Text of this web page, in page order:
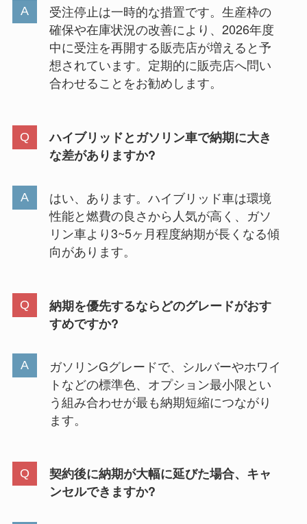
受注停止は一時的な措置です。生産枠の
確保や在庫状況の改善により、2026年度
中に受注を再開する販売店が増えると予
想されています。定期的に販売店へ問い
合わせることをお勧めします。
ハイブリッドとガソリン車で納期に大き
な差がありますか?
はい、あります。ハイブリッド車は環境
性能と燃費の良さから人気が高く、ガソ
リン車より3~5ヶ月程度納期が長くなる傾
向があります。
納期を優先するならどのグレードがおす
すめですか?
ガソリンGグレードで、シルバーやホワイ
トなどの標準色、オプション最小限とい
う組み合わせが最も納期短縮につながり
ます。
契約後に納期が大幅に延びた場合、キャ
ンセルできますか?